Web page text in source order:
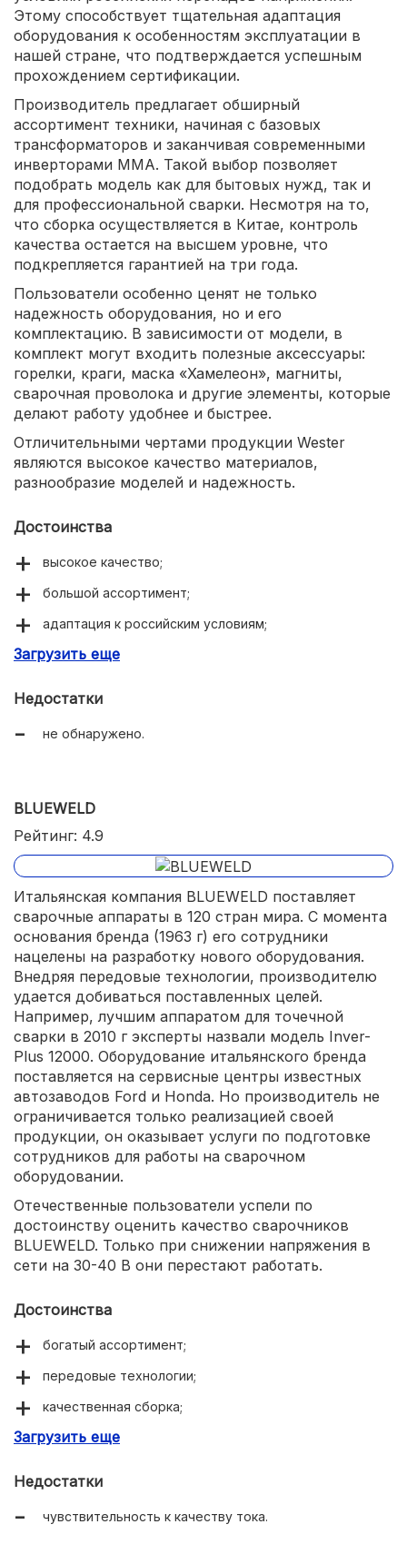
Этому способствует тщательная адаптация
оборудования к особенностям эксплуатации в
нашей стране, что подтверждается успешным
прохождением сертификации.
Производитель предлагает обширный
ассортимент техники, начиная с базовых
трансформаторов и заканчивая современными
инверторами ММА. Такой выбор позволяет
подобрать модель как для бытовых нужд, так и
для профессиональной сварки. Несмотря на то,
что сборка осуществляется в Китае, контроль
качества остается на высшем уровне, что
подкрепляется гарантией на три года.
Пользователи особенно ценят не только
надежность оборудования, но и его
комплектацию. В зависимости от модели, в
комплект могут входить полезные аксессуары:
горелки, краги, маска «Хамелеон», магниты,
сварочная проволока и другие элементы, которые
делают работу удобнее и быстрее.
Отличительными чертами продукции Wester
являются высокое качество материалов,
разнообразие моделей и надежность.
Достоинства
высокое качество;
большой ассортимент;
адаптация к российским условиям;
долговечность.
Загрузить еще
Недостатки
не обнаружено.
BLUEWELD
Рейтинг: 4.9
Итальянская компания BLUEWELD поставляет
сварочные аппараты в 120 стран мира. С момента
основания бренда (1963 г) его сотрудники
нацелены на разработку нового оборудования.
Внедряя передовые технологии, производителю
удается добиваться поставленных целей.
Например, лучшим аппаратом для точечной
сварки в 2010 г эксперты назвали модель Inver-
Plus 12000. Оборудование итальянского бренда
поставляется на сервисные центры известных
автозаводов Ford и Honda. Но производитель не
ограничивается только реализацией своей
продукции, он оказывает услуги по подготовке
сотрудников для работы на сварочном
оборудовании.
Отечественные пользователи успели по
достоинству оценить качество сварочников
BLUEWELD. Только при снижении напряжения в
сети на 30-40 В они перестают работать.
Достоинства
богатый ассортимент;
передовые технологии;
качественная сборка;
надежность.
Загрузить еще
Недостатки
чувствительность к качеству тока.